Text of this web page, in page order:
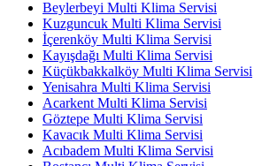
Beylerbeyi Multi Klima Servisi
Kuzguncuk Multi Klima Servisi
İçerenköy Multi Klima Servisi
Kayışdağı Multi Klima Servisi
Küçükbakkalköy Multi Klima Servisi
Yenisahra Multi Klima Servisi
Acarkent Multi Klima Servisi
Göztepe Multi Klima Servisi
Kavacık Multi Klima Servisi
Acıbadem Multi Klima Servisi